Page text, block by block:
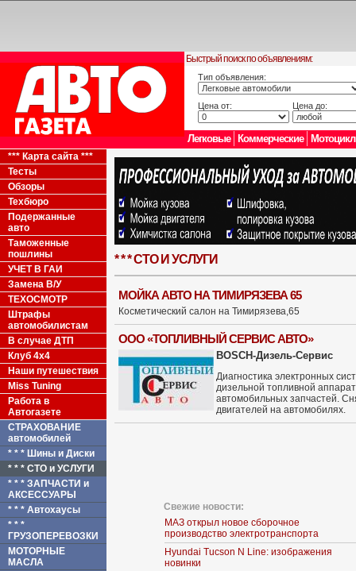
Быстрый поиск по объявлениям:
Тип объявления:
Цена от: Цена до:
Легковые Коммерческие
*** Карта сайта ***
Тесты
Обзоры
Техбюро
Подержанные
авто
Таможенные
пошлины
УЧЕТ В ГАИ
Замена В/У
ТЕХОСМОТР
Штрафы
автомобилистам
В случае ДТП
Клуб 4x4
Наши путешествия
Miss Tuning
Работа в
Автогазете
СТРАХОВАНИЕ
автомобилей
* * * Шины и Диски
* * * СТО и УСЛУГИ
* * * ЗАПЧАСТИ и
АКСЕССУАРЫ
* * * Автохаусы
* * *
ГРУЗОПЕРЕВОЗКИ
МОТОРНЫЕ
МАСЛА
* * * СТО И УСЛУГИ
МОЙКА АВТО НА ТИМИРЯЗЕВА 65
Косметический салон на Тимирязева,65
ООО «ТОПЛИВНЫЙ СЕРВИС АВТО»
BOSCH-Дизель-Сервис
Диагностика электронных
дизельной топливной
автомобильных запчастей.
двигателей на автомобилях.
Свежие новости:
МАЗ открыл новое сборочное
производство электротранспорта
Hyundai Tucson N Line: изображения
новинки